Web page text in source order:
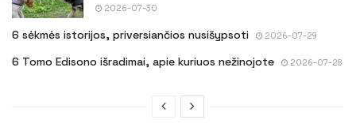
2026-07-30
6 sėkmės istorijos, priversiančios nusišypsoti 2026-07-29
6 Tomo Edisono išradimai, apie kuriuos nežinojote 2026-07-28